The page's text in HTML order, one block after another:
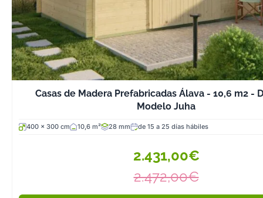
Casas de Madera Prefabricadas Álava - 10,6 m2 -
Modelo Juha
400 x 300 cm 10,6 m² 28 mm de 15 a 25 días hábiles
2.431,00€
2.472,00€